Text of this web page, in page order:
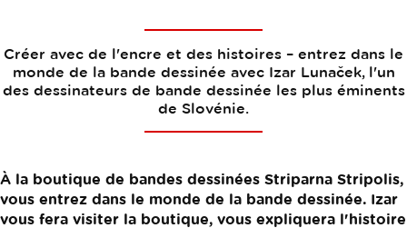
Créer avec de l'encre et des histoires – entrez dans le
monde de la bande dessinée avec Izar Lunaček, l'un
des dessinateurs de bande dessinée les plus éminents
de Slovénie.
À la boutique de bandes dessinées Striparna Stripolis,
vous entrez dans le monde de la bande dessinée. Izar
vous fera visiter la boutique, vous expliquera l'histoire